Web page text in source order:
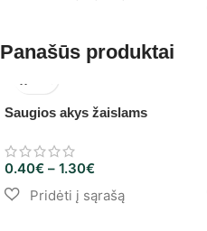
Panašūs produktai
Saugios akys žaislams
0.40€ – 1.30€